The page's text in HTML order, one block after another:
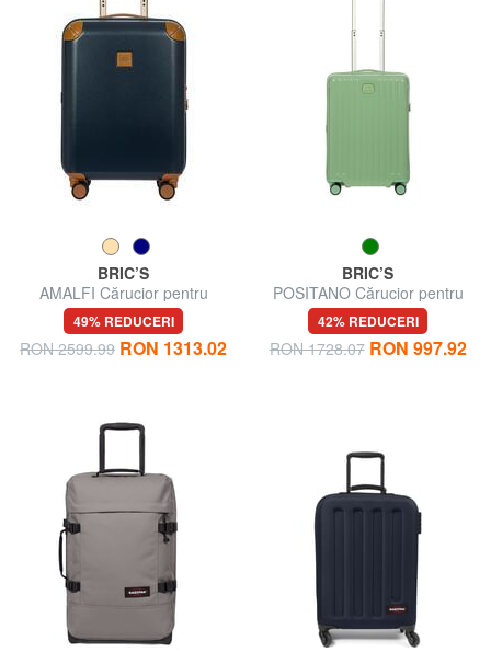
BRIC’S
AMALFI Cărucior pentru
bagaje de mână
49% REDUCERI
RON 2599.99 RON 1313.02
BRIC’S
POSITANO Cărucior pentru
bagaje de mână
42% REDUCERI
RON 1728.07 RON 997.92